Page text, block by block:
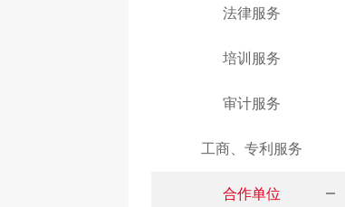
法律服务
培训服务
审计服务
工商、专利服务
合作单位